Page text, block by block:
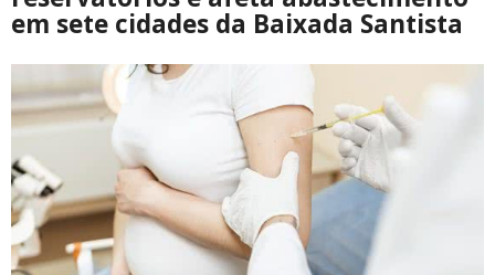
em sete cidades da Baixada Santista